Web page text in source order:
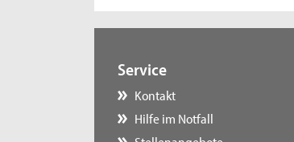
Service
Kontakt
Hilfe im Notfall